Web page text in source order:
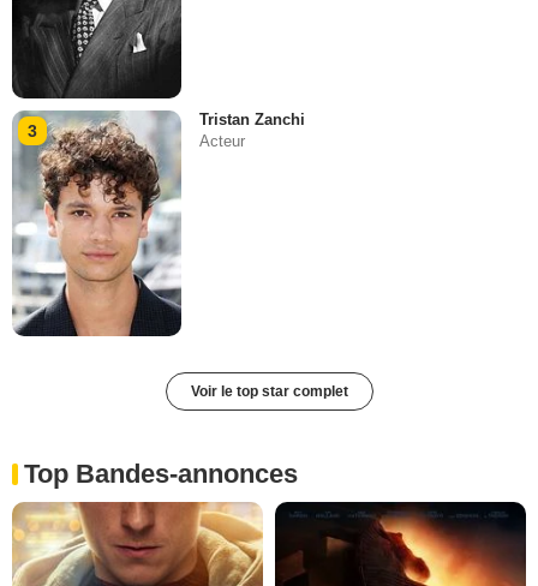
3
Tristan Zanchi
Acteur
Voir le top star complet
Top Bandes-annonces